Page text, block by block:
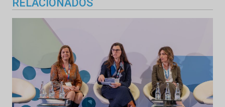
RELACIONADOS